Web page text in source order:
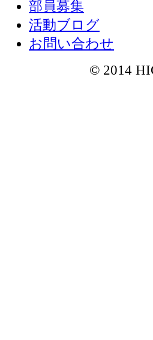
部員募集
活動ブログ
お問い合わせ
© 2014